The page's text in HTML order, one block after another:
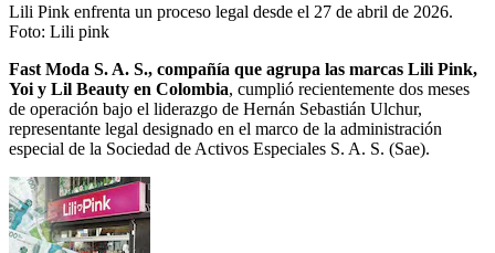
Lili Pink enfrenta un proceso legal desde el 27 de abril de 2026.
Foto: Lili pink
Fast Moda S. A. S., compañía que agrupa las marcas Lili Pink,
Yoi y Lil Beauty en Colombia, cumplió recientemente dos meses
de operación bajo el liderazgo de Hernán Sebastián Ulchur,
representante legal designado en el marco de la administración
especial de la Sociedad de Activos Especiales S. A. S. (Sae).